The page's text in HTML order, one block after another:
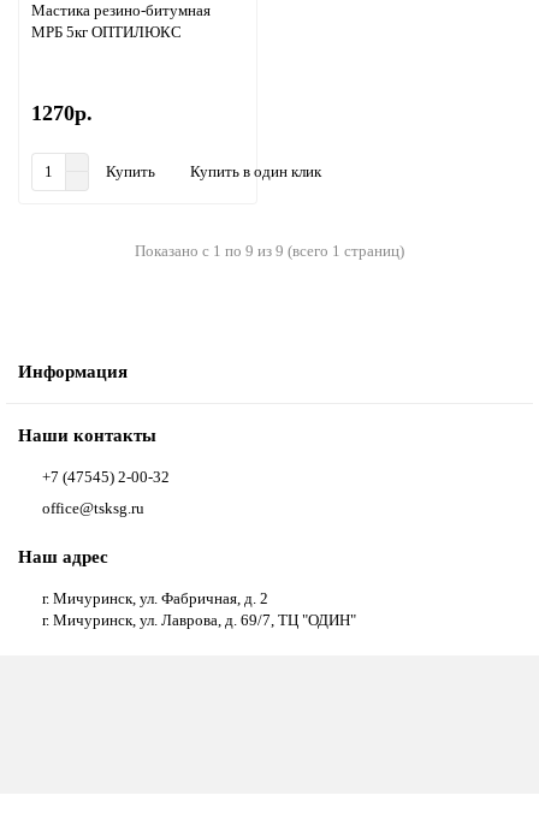
Мастика резино-битумная
МРБ 5кг ОПТИЛЮКС
1270р.
Купить Купить в один клик
Показано с 1 по 9 из 9 (всего 1 страниц)
Информация
Наши контакты
+7 (47545) 2-00-32
office@tsksg.ru
Наш адрес
г. Мичуринск, ул. Фабричная, д. 2
г. Мичуринск, ул. Лаврова, д. 69/7, ТЦ "ОДИН"